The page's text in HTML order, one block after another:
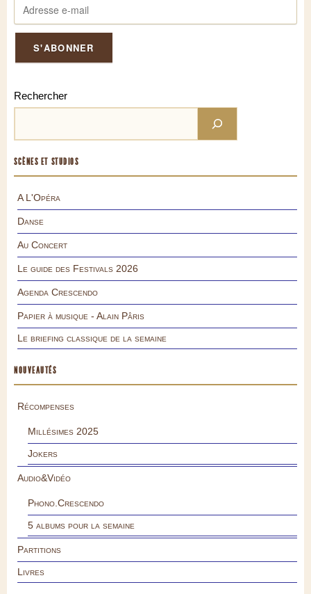
Rechercher
SCÈNES ET STUDIOS
A L'Opéra
Danse
Au Concert
Le guide des Festivals 2026
Agenda Crescendo
Papier à musique - Alain Pâris
Le briefing classique de la semaine
NOUVEAUTÉS
Récompenses
Millésimes 2025
Jokers
Audio&Vidéo
Phono.Crescendo
5 albums pour la semaine
Partitions
Livres